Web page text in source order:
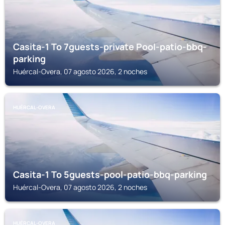
Casita-1 To 7guests-private Pool-patio-bbq-
parking
Huércal-Overa, 07 agosto 2026, 2 noches
HUÉRCAL-OVERA
Casita-1 To 5guests-pool-patio-bbq-parking
Huércal-Overa, 07 agosto 2026, 2 noches
HUÉRCAL-OVERA